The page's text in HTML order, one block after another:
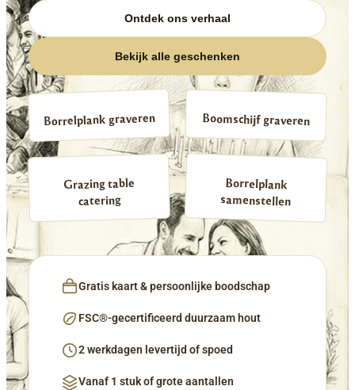
Ontdek ons verhaal
Bekijk alle geschenken
Borrelplank graveren Boomschijf graveren
Grazing table
catering
Borrelplank
samenstellen
Gratis kaart & persoonlijke boodschap
FSC®-gecertificeerd duurzaam hout
2 werkdagen levertijd of spoed
Vanaf 1 stuk of grote aantallen